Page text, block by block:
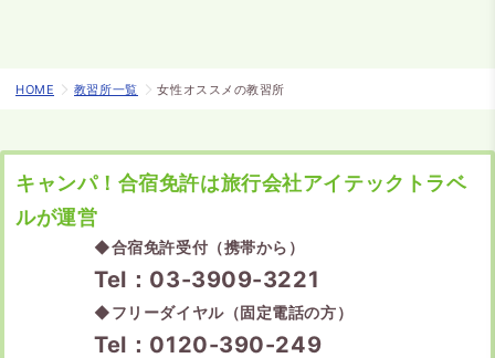
HOME 教習所一覧 女性オススメの教習所
キャンパ！合宿免許は旅行会社アイテックトラベ
ルが運営
◆合宿免許受付（携帯から）
Tel：03-3909-3221
◆フリーダイヤル（固定電話の方）
Tel：0120-390-249